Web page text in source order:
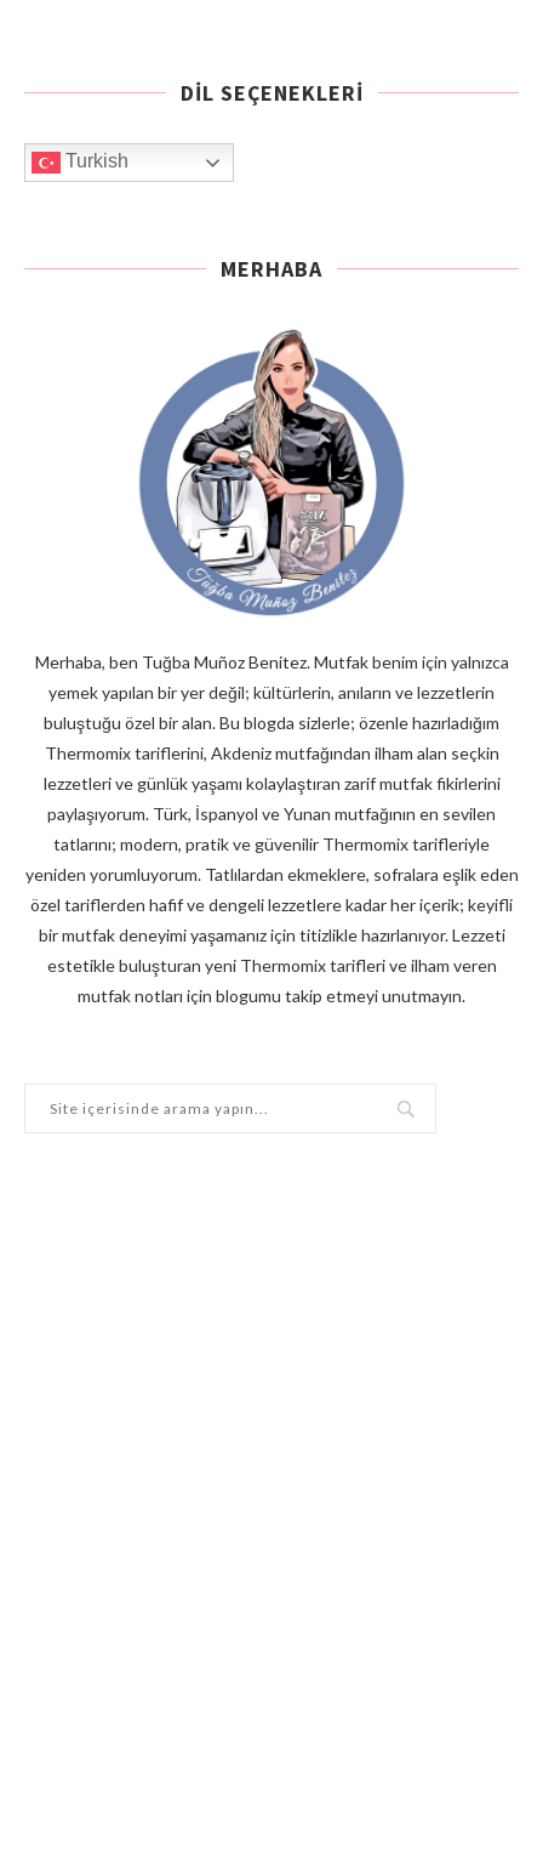
DIL SEÇENEKLERI
Turkish
MERHABA
Merhaba, ben Tuğba Muñoz Benitez. Mutfak benim için yalnızca
yemek yapılan bir yer değil; kültürlerin, anıların ve lezzetlerin
buluştuğu özel bir alan. Bu blogda sizlerle; özenle hazırladığım
Thermomix tariflerini, Akdeniz mutfağından ilham alan seçkin
lezzetleri ve günlük yaşamı kolaylaştıran zarif mutfak fikirlerini
paylaşıyorum. Türk, İspanyol ve Yunan mutfağının en sevilen
tatlarını; modern, pratik ve güvenilir Thermomix tarifleriyle
yeniden yorumluyorum. Tatlılardan ekmeklere, sofralara eşlik eden
özel tariflerden hafif ve dengeli lezzetlere kadar her içerik; keyifli
bir mutfak deneyimi yaşamanız için titizlikle hazırlanıyor. Lezzeti
estetikle buluşturan yeni Thermomix tarifleri ve ilham veren
mutfak notları için blogumu takip etmeyi unutmayın.